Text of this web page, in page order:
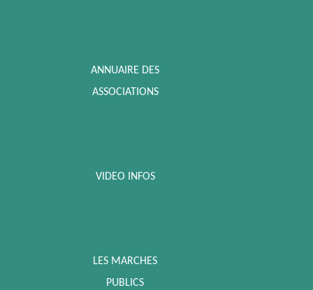
ANNUAIRE DES
ASSOCIATIONS
VIDEO INFOS
LES MARCHES
PUBLICS